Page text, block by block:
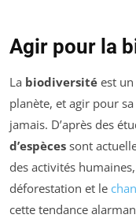
Agir pour la
La biodiversité est
planète, et agir pour
jamais. D’après des
d’espèces sont
des activités
déforestation et le
cette tendance